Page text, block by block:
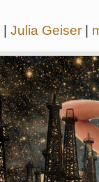
Julia Geiser